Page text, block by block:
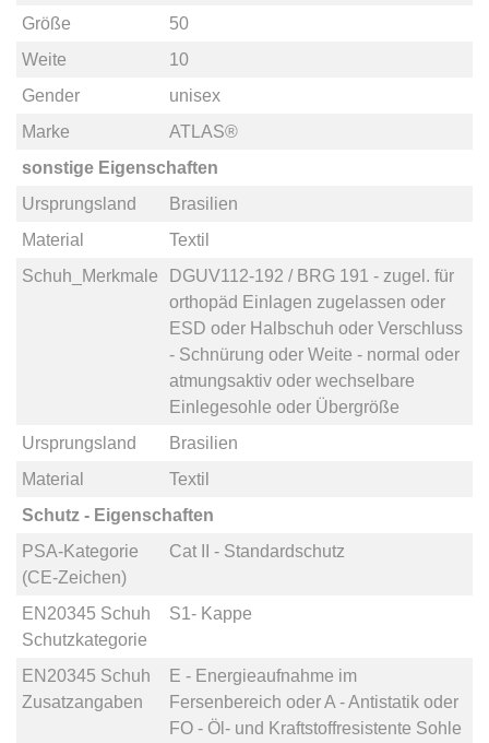
Größe
50
Weite
10
Gender
unisex
Marke
ATLAS®
sonstige Eigenschaften
Ursprungsland
Brasilien
Material
Textil
Schuh_Merkmale
DGUV112-192 / BRG 191 - zugel. für
orthopäd Einlagen zugelassen oder
ESD oder Halbschuh oder Verschluss
- Schnürung oder Weite - normal oder
atmungsaktivoder wechselbare
Einlegesohle oder Übergröße
Ursprungsland
Brasilien
Material
Textil
Schutz - Eigenschaften
PSA-Kategorie
(CE-Zeichen)
Cat II - Standardschutz
EN20345 Schuh
Schutzkategorie
S1- Kappe
EN20345 Schuh
Zusatzangaben
E - Energieaufnahme im
Fersenbereich oderA - Antistatikoder
FO - Öl- und Kraftstoffresistente Sohle